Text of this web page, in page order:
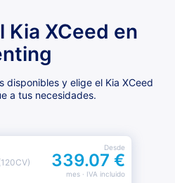
Kia XCeed en
disponibles y elige el Kia XCeed
a tus necesidades.
Desde
339.07 €
mes· IVA incluido